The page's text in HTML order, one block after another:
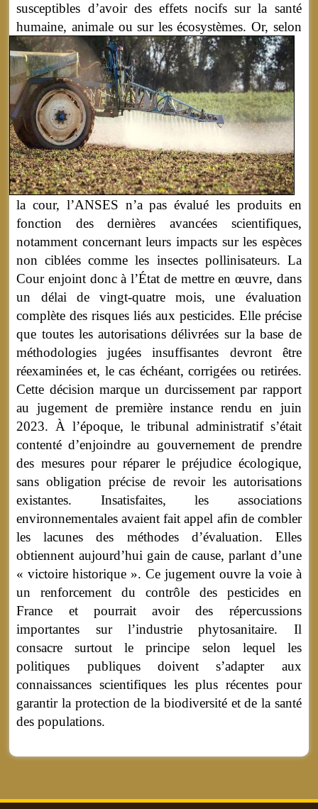
susceptibles d’avoir des effets nocifs sur la santé
humaine, animale ou sur les écosystèmes. Or, selon
la cour, l’ANSES n’a pas évalué les produits en
fonction des dernières avancées scientifiques,
notamment concernant leurs impacts sur les espèces
non ciblées comme les insectes pollinisateurs. La
Cour enjoint donc à l’État de mettre en œuvre, dans
un délai de vingt-quatre mois, une évaluation
complète des risques liés aux pesticides. Elle précise
que toutes les autorisations délivrées sur la base de
méthodologies jugées insuffisantes devront être
réexaminées et, le cas échéant, corrigées ou retirées.
Cette décision marque un durcissement par rapport
au jugement de première instance rendu en juin
2023. À l’époque, le tribunal administratif s’était
contenté d’enjoindre au gouvernement de prendre
des mesures pour réparer le préjudice écologique,
sans obligation précise de revoir les autorisations
existantes. Insatisfaites, les associations
environnementales avaient fait appel afin de combler
les lacunes des méthodes d’évaluation. Elles
obtiennent aujourd’hui gain de cause, parlant d’une
« victoire historique ». Ce jugement ouvre la voie à
un renforcement du contrôle des pesticides en
France et pourrait avoir des répercussions
importantes sur l’industrie phytosanitaire. Il
consacre surtout le principe selon lequel les
politiques publiques doivent s’adapter aux
connaissances scientifiques les plus récentes pour
garantir la protection de la biodiversité et de la santé
des populations.